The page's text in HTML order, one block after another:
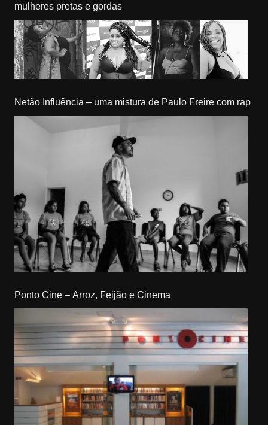
mulheres pretas e gordas
Netão Influência – uma mistura de Paulo Freire com rap
Ponto Cine – Arroz, Feijão e Cinema